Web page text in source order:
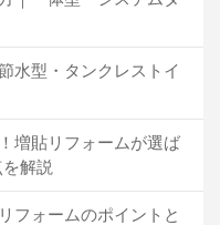
水型・タンクレストイ
増貼リフォームが選ば
解説
フォームのポイントと